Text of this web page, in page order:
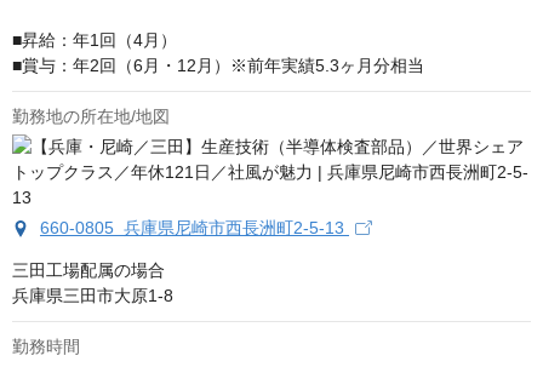
■昇給：年1回（4月）
■賞与：年2回（6月・12月）※前年実績5.3ヶ月分相当
勤務地の所在地/地図
660-0805 兵庫県尼崎市西長洲町2-5-13
三田工場配属の場合
兵庫県三田市大原1-8
勤務時間